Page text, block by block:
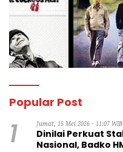
Popular Post
1 Jumat, 15 Mei 2026 - 11:07 WIB
Dinilai Perkuat
Nasional, Badko